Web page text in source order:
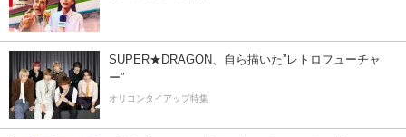
SUPER★DRAGON、自ら描いた”レトロフューチャ
ー”
オリコンタイアップ特集